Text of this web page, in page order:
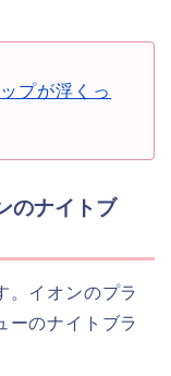
プが浮くっ
のナイトブ
。イオンのプラ
ーのナイトブラ